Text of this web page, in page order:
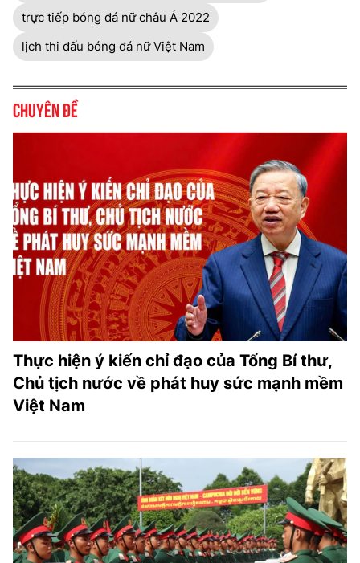
trực tiếp bóng đá nữ châu Á 2022
lịch thi đấu bóng đá nữ Việt Nam
Chuyên đề
Thực hiện ý kiến chỉ đạo của Tổng Bí thư,
Chủ tịch nước về phát huy sức mạnh mềm
Việt Nam